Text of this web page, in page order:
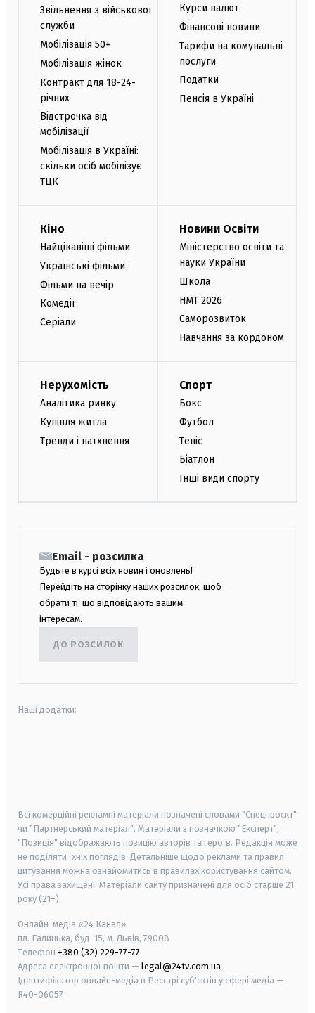
Звільнення з військової
служби
Мобілізація 50+
Мобілізація жінок
Контракт для 18-24-
річних
Відстрочка від
мобілізації
Мобілізація в Україні:
скільки осіб мобілізує
ТЦК
Курси валют
Фінансові новини
Тарифи на комунальні
послуги
Податки
Пенсія в Україні
Кіно
Найцікавіші фільми
Українські фільми
Фільми на вечір
Комедії
Серіали
Новини Освіти
Міністерство освіти та
науки України
Школа
НМТ 2026
Саморозвиток
Навчання за кордоном
Нерухомість
Аналітика ринку
Купівля житла
Тренди і натхнення
Спорт
Бокс
Футбол
Теніс
Біатлон
Інші види спорту
Email - розсилка
Будьте в курсі всіх новин і оновлень!
Перейдіть на сторінку наших розсилок, щоб
обрати ті, що відповідають вашим
інтересам.
ДО РОЗСИЛОК
Наші додатки:
Всі комерційні рекламні матеріали позначені словами "Спецпроєкт"
чи "Партнерський матеріал". Матеріали з позначкою "Експерт",
"Позиція" відображають позицію авторів та героїв. Редакція може
не поділяти їхніх поглядів. Детальніше щодо реклами та правил
цитування можна ознайомитись в правилах користування сайтом.
Усі права захищені. Матеріали сайту призначені для осіб старше 21
року (21+)
Онлайн-медіа «24 Канал»
пл. Галицька, буд. 15, м. Львів, 79008
Телефон +380 (32) 229-77-77
Адреса електронної пошти — legal@24tv.com.ua
Ідентифікатор онлайн-медіа в Реєстрі суб'єктів у сфері медіа —
R40-06057